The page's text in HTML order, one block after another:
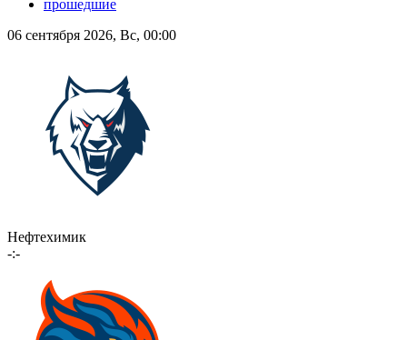
прошедшие
06 сентября 2026, Вс, 00:00
Нефтехимик
-:-